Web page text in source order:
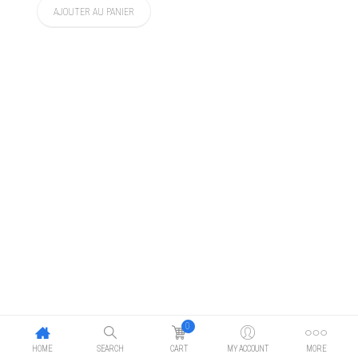
AJOUTER AU PANIER
HOME SEARCH
0
CART MY ACCOUNT MORE